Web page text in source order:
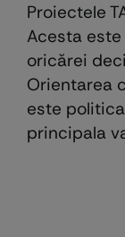
Proiectele
Acesta
oricărei
Orientarea
este
principala